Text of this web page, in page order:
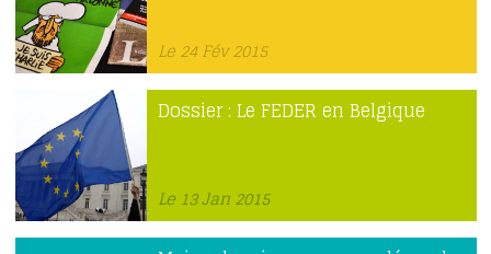
Le 24 Fév 2015
Dossier : Le FEDER en Belgique
Le 13 Jan 2015